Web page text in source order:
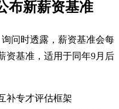
布新薪资基准
问时透露，薪资基准会每
资基准，适用于同年9月后
补专才评估框架